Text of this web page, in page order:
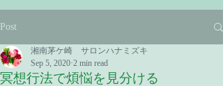
Post
冥想行法で煩悩を見分ける
湘南茅ケ崎 サロンハナミズキ
Sep 5, 2020 2 min read